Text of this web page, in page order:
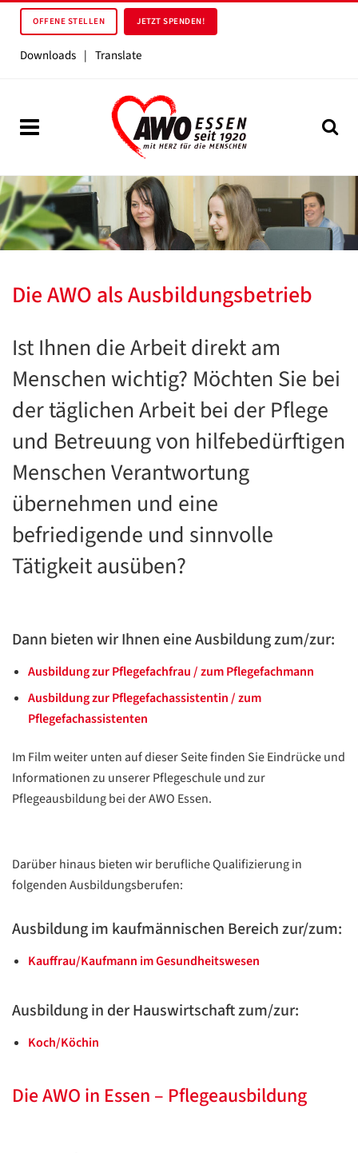
OFFENE STELLEN JETZT SPENDEN!
Downloads | Translate
Die AWO als Ausbildungsbetrieb
Ist Ihnen die Arbeit direkt am
Menschen wichtig? Möchten Sie bei
der täglichen Arbeit bei der Pflege
und Betreuung von hilfebedürftigen
Menschen Verantwortung
übernehmen und eine
befriedigende und sinnvolle
Tätigkeit ausüben?
Dann bieten wir Ihnen eine Ausbildung zum/zur:
Ausbildung zur Pflegefachfrau / zum Pflegefachmann
Ausbildung zur Pflegefachassistentin / zum
Pflegefachassistenten
Im Film weiter unten auf dieser Seite finden Sie Eindrücke und
Informationen zu unserer Pflegeschule und zur
Pflegeausbildung bei der AWO Essen.
Darüber hinaus bieten wir berufliche Qualifizierung in
folgenden Ausbildungsberufen:
Ausbildung im kaufmännischen Bereich zur/zum:
Kauffrau/Kaufmann im Gesundheitswesen
Ausbildung in der Hauswirtschaft zum/zur:
Koch/Köchin
Die AWO in Essen – Pflegeausbildung